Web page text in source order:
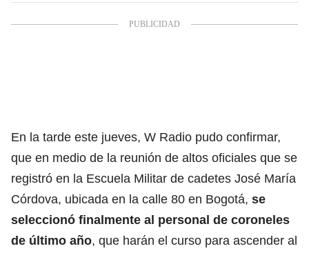
En la tarde este jueves, W Radio pudo confirmar,
que en medio de la reunión de altos oficiales que se
registró en la Escuela Militar de cadetes José María
Córdova, ubicada en la calle 80 en Bogotá, se
seleccionó finalmente al personal de coroneles
de último año, que harán el curso para ascender al